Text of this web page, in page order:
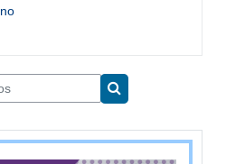
Arquivo
Buscar cursos